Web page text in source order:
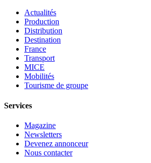
Actualités
Production
Distribution
Destination
France
Transport
MICE
Mobilités
Tourisme de groupe
Services
Magazine
Newsletters
Devenez annonceur
Nous contacter